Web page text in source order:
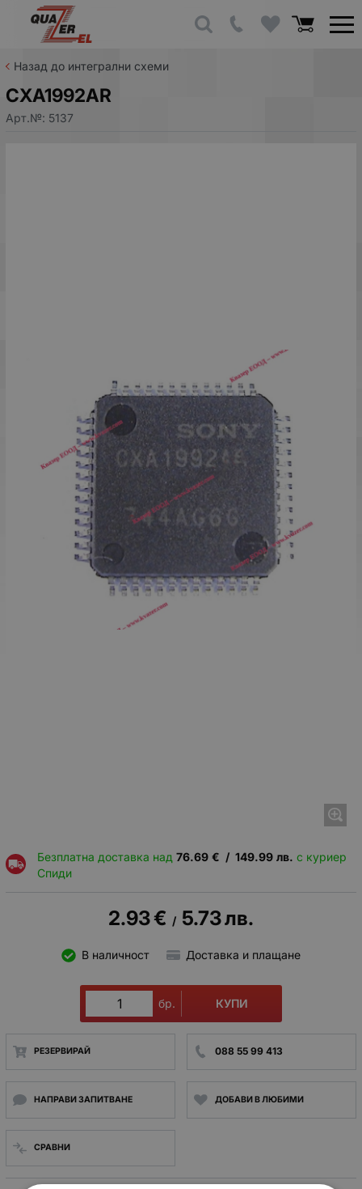
Назад до интегрални схеми
CXA1992AR
Арт.№: 5137
Безплатна доставка над 76.69 € / 149.99 лв. с куриер
Спиди
2.93€ / 5.73лв.
В наличност Доставка и плащане
бр. КУПИ
РЕЗЕРВИРАЙ 088 55 99 413
НАПРАВИ ЗАПИТВАНЕ ДОБАВИ В ЛЮБИМИ
СРАВНИ